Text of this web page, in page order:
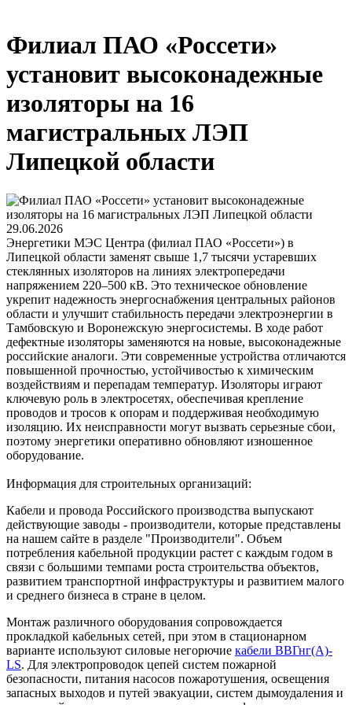
Филиал ПАО «Россети»
установит высоконадежные
изоляторы на 16
магистральных ЛЭП
Липецкой области
29.06.2026
Энергетики МЭС Центра (филиал ПАО «Россети») в
Липецкой области заменят свыше 1,7 тысячи устаревших
стеклянных изоляторов на линиях электропередачи
напряжением 220–500 кВ. Это техническое обновление
укрепит надежность энергоснабжения центральных районов
области и улучшит стабильность передачи электроэнергии в
Тамбовскую и Воронежскую энергосистемы. В ходе работ
дефектные изоляторы заменяются на новые, высоконадежные
российские аналоги. Эти современные устройства отличаются
повышенной прочностью, устойчивостью к химическим
воздействиям и перепадам температур. Изоляторы играют
ключевую роль в электросетях, обеспечивая крепление
проводов и тросов к опорам и поддерживая необходимую
изоляцию. Их неисправности могут вызвать серьезные сбои,
поэтому энергетики оперативно обновляют изношенное
оборудование.
Информация для строительных организаций:
Кабели и провода Российского производства выпускают
действующие заводы - производители, которые представлены
на нашем сайте в разделе "Производители". Объем
потребления кабельной продукции растет с каждым годом в
связи с большими темпами роста строительства объектов,
развитием транспортной инфраструктуры и развитием малого
и среднего бизнеса в стране в целом.
Монтаж различного оборудования сопровождается
прокладкой кабельных сетей, при этом в стационарном
варианте используют силовые негорючие кабели ВВГнг(А)-
LS. Для электропроводок цепей систем пожарной
безопасности, питания насосов пожаротушения, освещения
запасных выходов и путей эвакуации, систем дымоудаления и